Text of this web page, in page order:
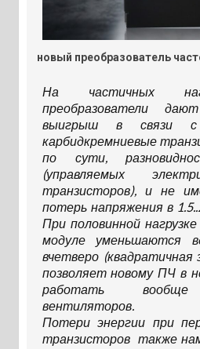
новый преобразователь
На частичных
преобразователи
выигрыш в связи
карбидкремниевые
по сути,
(управляемых
транзисторов), и не
потерь напряжения в
При половинной
модуле уменьшаются
вчетверо (квадратичная
позволяет новому ПЧ в
работать вообще
вентиляторов.
Потери энергии при
транзисторов также